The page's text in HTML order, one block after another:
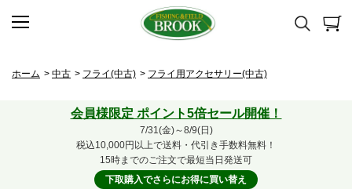
ホーム > 中古 > フライ(中古) > フライ用アクセサリー(中古)
会員様限定 ポイント5倍セール開催！
7/31(金)～8/9(日)
税込10,000円以上で送料・代引き手数料無料！
15時までのご注文で最短当日発送可
下取購入でさらにお得に買い替え